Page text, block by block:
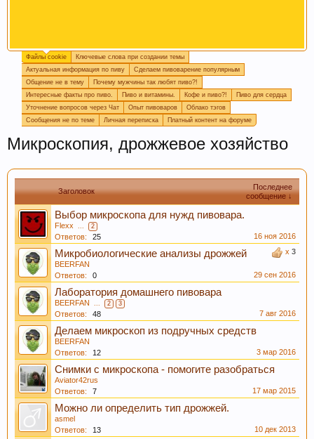
Огромная просьба, при создании новой темы
прописывайте ключевые слова, которые
отражают смысл темы. Это поможет быстро
находить информацию на форуме. Спасибо!
Пишите вподписьили вкалендарь варок, какое
пиво у вас сейчас готовится, так легче дать
четкий ответ или совет.
Если Вам нравится наш сайт, форум и
Файлы cookie
Ключевые слова при создании темы
Актуальная информация по пиву
Сделаем пивоварение популярным
Общение не в тему
Почему мужчины так любят пиво?!
Интересные факты про пиво.
Пиво и витамины. Кофе и пиво?!
Пиво для сердца
Уточнение вопросов через Чат
Опыт пивоваров
Облако тэгов
Сообщения не по теме
Личная переписка Платный контент на форуме
Микроскопия, дрожжевое хозяйство
Заголовок
Последнее
сообщение ↓
Выбор микроскопа для нужд пивовара.
Flexx ... 2
Ответов: 25
16 ноя 2016
x 3
Микробиологические анализы дрожжей
BEERFAN
Ответов:
0 29 сен 2016
Лаборатория домашнего пивовара
BEERFAN ... 2 3
Ответов: 48 7 авг 2016
Делаем микроскоп из подручных средств
BEERFAN
Ответов:
12 3 мар 2016
Снимки с микроскопа - помогите разобраться
Aviator42rus
Ответов:
7 17 мар 2015
Можно ли определить тип дрожжей.
asmel
Ответов:
13
10 дек 2013